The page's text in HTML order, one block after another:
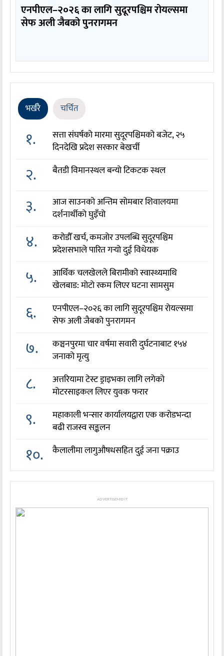
एनपीएल–२०२६ का लागि सुदूरपश्चिम रोयल्समा
सेफ अली जैबको पुनरागमन
भर्खरै चर्चित
१.
सत्ता संघर्षको मारमा सुदूरपश्चिमको बजेट, २५
दिनदेखि प्रदेश सरकार बेखर्ची
२. बैतडी विमानस्थल बन्यो टिकटक स्थल
३.
आज साउनको अन्तिम सोमबार शिवालयमा
दर्शनार्थीको घुइँचो
४.
करोडौँ खर्च, कमजोर उपलब्धि सुदूरपश्चिम
प्रदेशसभाले पारित गर्‍यो दुई विधेयक
५.
आर्थिक चलखेलले बिरामीको स्वास्थ्यमाथि
खेलबाड: मोटो रकम लिएर घटना सामसुम
६.
एनपीएल–२०२६ का लागि सुदूरपश्चिम रोयल्समा
सेफ अली जैबको पुनरागमन
७.
कञ्चनपुरमा चार वर्षमा सवारी दुर्घटनाबाट १५४
जनाको मृत्यु
८.
अत्तरियामा टेस्ट ड्राइभका लागि लगेको
मोटरसाइकल लिएर युवक फरार
९.
महाकाली भन्सार कार्यालयद्वारा एक करोडभन्दा
बढी राजस्व सङ्कलन
१०. कैलालीमा लागुऔषधसहित दुई जना पक्राउ
ADVERTISEMENT